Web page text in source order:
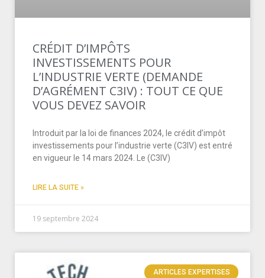
CRÉDIT D’IMPÔTS
INVESTISSEMENTS POUR
L’INDUSTRIE VERTE (DEMANDE
D’AGRÉMENT C3IV) : TOUT CE QUE
VOUS DEVEZ SAVOIR
Introduit par la loi de finances 2024, le crédit d’impôt
investissements pour l’industrie verte (C3IV) est entré
en vigueur le 14 mars 2024. Le (C3IV)
LIRE LA SUITE »
19 septembre 2024
ARTICLES EXPERTISES